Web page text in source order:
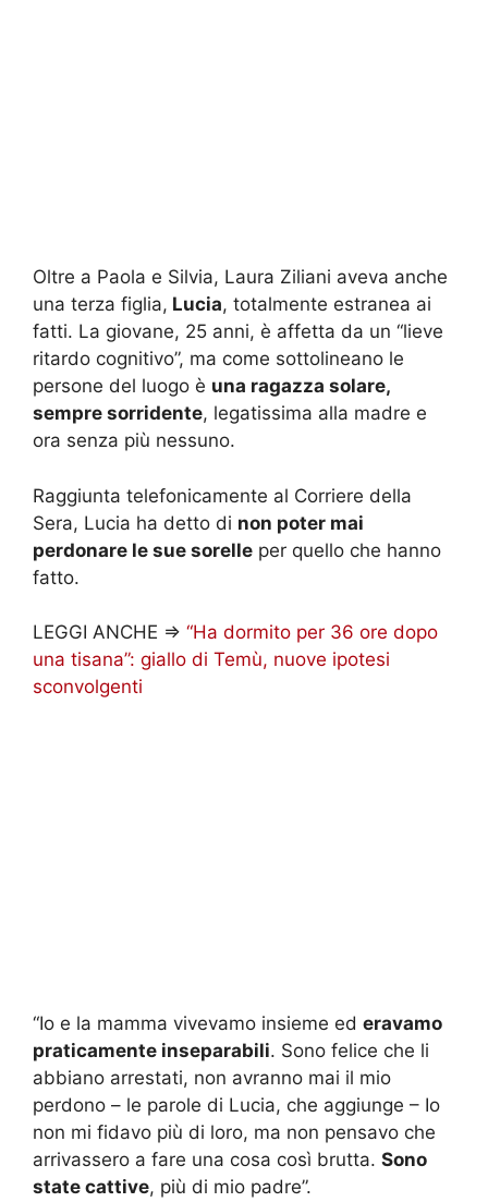
Oltre a Paola e Silvia, Laura Ziliani aveva anche
una terza figlia, Lucia, totalmente estranea ai
fatti. La giovane, 25 anni, è affetta da un “lieve
ritardo cognitivo”, ma come sottolineano le
persone del luogo è una ragazza solare,
sempre sorridente, legatissima alla madre e
ora senza più nessuno.
Raggiunta telefonicamente al Corriere della
Sera, Lucia ha detto di non poter mai
perdonare le sue sorelle per quello che hanno
fatto.
LEGGI ANCHE => “Ha dormito per 36 ore dopo
una tisana”: giallo di Temù, nuove ipotesi
sconvolgenti
“Io e la mamma vivevamo insieme ed eravamo
praticamente inseparabili. Sono felice che li
abbiano arrestati, non avranno mai il mio
perdono – le parole di Lucia, che aggiunge – Io
non mi fidavo più di loro, ma non pensavo che
arrivassero a fare una cosa così brutta. Sono
state cattive, più di mio padre”.